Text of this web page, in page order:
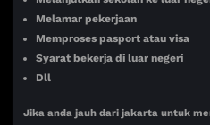
Melamar pekerjaan
Memproses pasport atau visa
Syarat bekerja di luar negeri
Dll
Jika anda jauh dari jakarta untuk